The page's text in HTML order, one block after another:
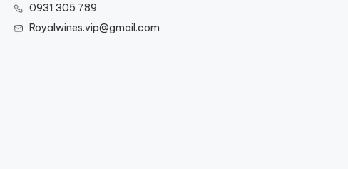
0931 305 789
Royalwines.vip@gmail.com